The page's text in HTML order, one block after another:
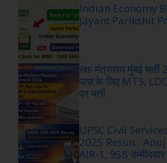
Indian Economy
Jayant Parikshit
रक्षा मंत्रालय मुंबई
पास के लिए MTS,
पर भर्ती
UPSC Civil
2025 Result :
AIR-1, 958